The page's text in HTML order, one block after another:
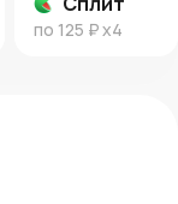
по 125 ₽x4